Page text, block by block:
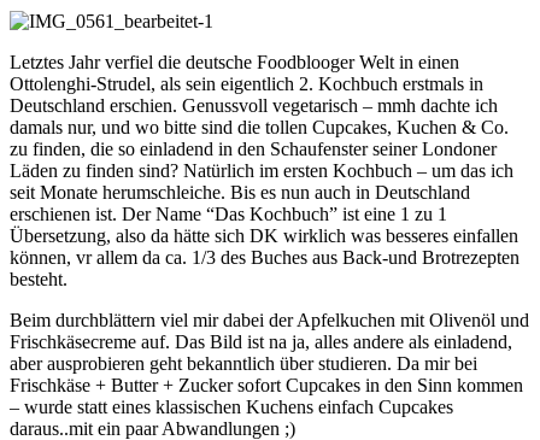
Letztes Jahr verfiel die deutsche Foodblooger Welt in einen
Ottolenghi-Strudel, als sein eigentlich 2. Kochbuch erstmals in
Deutschland erschien. Genussvoll vegetarisch – mmh dachte ich
damals nur, und wo bitte sind die tollen Cupcakes, Kuchen & Co.
zu finden, die so einladend in den Schaufenster seiner Londoner
Läden zu finden sind? Natürlich im ersten Kochbuch – um das ich
seit Monate herumschleiche. Bis es nun auch in Deutschland
erschienen ist. Der Name “Das Kochbuch” ist eine 1 zu 1
Übersetzung, also da hätte sich DK wirklich was besseres einfallen
können, vr allem da ca. 1/3 des Buches aus Back-und Brotrezepten
besteht.
Beim durchblättern viel mir dabei der Apfelkuchen mit Olivenöl und
Frischkäsecreme auf. Das Bild ist na ja, alles andere als einladend,
aber ausprobieren geht bekanntlich über studieren. Da mir bei
Frischkäse + Butter + Zucker sofort Cupcakes in den Sinn kommen
– wurde statt eines klassischen Kuchens einfach Cupcakes
daraus..mit ein paar Abwandlungen ;)